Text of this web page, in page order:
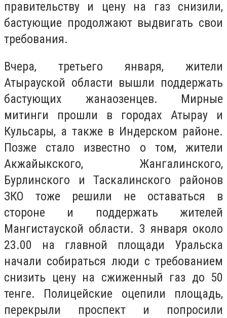
правительству и цену на газ снизили,
бастующие продолжают выдвигать свои
требования.
Вчера, третьего января, жители
Атырауской области вышли поддержать
бастующих жанаозенцев. Мирные
митинги прошли в городах Атырау и
Кульсары, а также в Индерском районе.
Позже стало известно о том, жители
Акжайыкского, Жангалинского,
Бурлинского и Таскалинского районов
ЗКО тоже решили не оставаться в
стороне и поддержать жителей
Мангистауской области. 3 января около
23.00 на главной площади Уральска
начали собираться люди с требованием
снизить цену на сжиженный газ до 50
тенге. Полицейские оцепили площадь,
перекрыли проспект и попросили